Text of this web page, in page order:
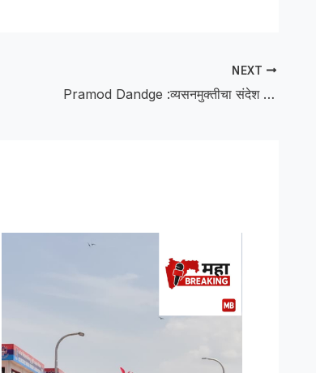
NEXT
Pramod Dandge :व्यसनमुक्तीचा संदेश देणाऱ्या प्रमोद दांडगे यांना राज्यस्तरीय सन्मान!